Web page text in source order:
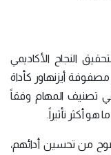
النجاح الأكاديمي
مصفوفة أيزنهاور كأداة
تصنيف المهام وفقاً
أكثر تأثيراً.
من تحسين أدائهم،